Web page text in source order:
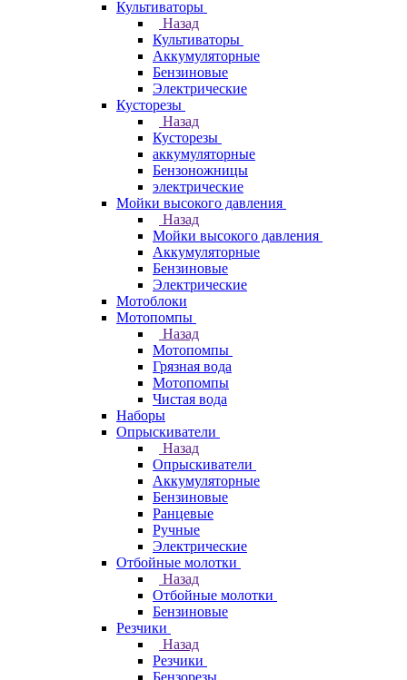
Культиваторы
Назад
Культиваторы
Аккумуляторные
Бензиновые
Электрические
Кусторезы
Назад
Кусторезы
аккумуляторные
Бензоножницы
электрические
Мойки высокого давления
Назад
Мойки высокого давления
Аккумуляторные
Бензиновые
Электрические
Мотоблоки
Мотопомпы
Назад
Мотопомпы
Грязная вода
Мотопомпы
Чистая вода
Наборы
Опрыскиватели
Назад
Опрыскиватели
Аккумуляторные
Бензиновые
Ранцевые
Ручные
Электрические
Отбойные молотки
Назад
Отбойные молотки
Бензиновые
Резчики
Назад
Резчики
Бензорезы